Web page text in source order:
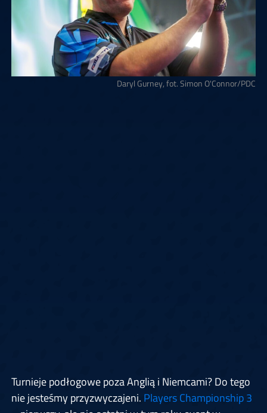
Daryl Gurney, fot. Simon O'Connor/PDC
Turnieje podłogowe poza Anglią i Niemcami? Do tego
nie jesteśmy przyzwyczajeni. Players Championship 3